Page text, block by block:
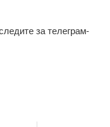
за телеграм-